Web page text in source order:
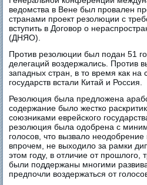
ведомства в Вене был провален
странами проект резолюции с
вступить в Договор о
(ДНЯО).
Против резолюции был подан 51
делегаций воздержались. Против
западных стран, в то время как на
государств встали Китай и Россия.
Резолюция была предложена
содержание было жестко
союзниками еврейского
резолюция была одобрена с
голосов, что вызвало
впрочем, не выходило за рамки
этом году, в отличие от прошлого,
были поддержаны многими
предпочли воздержаться от